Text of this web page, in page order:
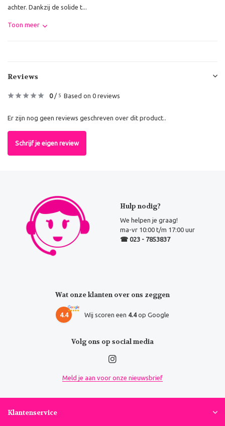
achter. Dankzij de solide t...
Toon meer
Reviews
0/ 5 Based on 0 reviews
Er zijn nog geen reviews geschreven over dit product..
Schrijf je eigen review
Hulp nodig?
We helpen je graag!
ma-vr 10:00 t/m 17:00 uur
☎ 023 - 7853837
Wat onze klanten over ons zeggen
4.4 Wij scoren een 4.4op Google
Volg ons op social media
Meld je aan voor onze nieuwsbrief
Klantenservice